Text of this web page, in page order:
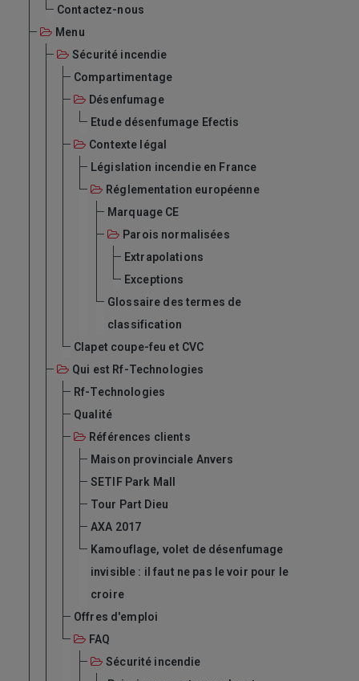
Contactez-nous
Menu
Sécurité incendie
Compartimentage
Désenfumage
Etude désenfumage Efectis
Contexte légal
Législation incendie en France
Réglementation européenne
Marquage CE
Parois normalisées
Extrapolations
Exceptions
Glossaire des termes de
classification
Clapet coupe-feu et CVC
Qui est Rf-Technologies
Rf-Technologies
Qualité
Références clients
Maison provinciale Anvers
SETIF Park Mall
Tour Part Dieu
AXA 2017
Kamouflage, volet de désenfumage
invisible : il faut ne pas le voir pour le
croire
Offres d'emploi
FAQ
Sécurité incendie